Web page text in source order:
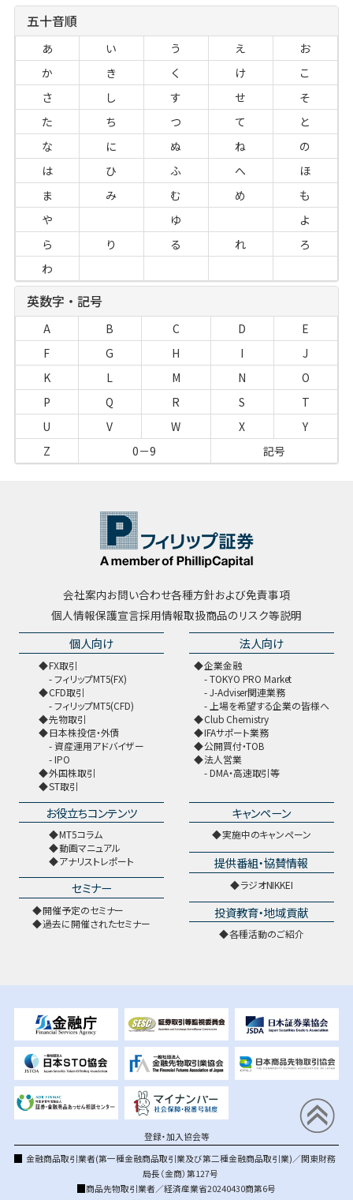
五十音順
あ い う え
お
か
き く け
こ
さ
し す せ
そ
た
ち つ て
と
な
に ぬ ね
の
は
ひ ふ へ
ほ
ま
み む め
も
や
ゆ
よ
ら
り る れ
ろ
わ
英数字・記号
A B C D
E
F
G H I
J
K
L M N
O
P
Q R S
T
U
V W X
Y
Z
0－9 記号
会社案内お問い合わせ各種方針および免責事項
個人情報保護宣言採用情報取扱商品のリスク等説明
個人向け
FX取引
フィリップMT5(FX)
CFD取引
フィリップMT5(CFD)
先物取引
日本株投信・外債
資産運用アドバイザー
IPO
外国株取引
ST取引
法人向け
企業金融
TOKYO PRO Market
J-Adviser関連業務
上場を希望する企業の皆様へ
Club Chemistry
IFAサポート業務
公開買付・TOB
法人営業
DMA・高速取引等
お役立ちコンテンツ
MT5コラム
動画マニュアル
アナリストレポート
セミナー
開催予定のセミナー
過去に開催されたセミナー
キャンペーン
実施中のキャンペーン
提供番組・協賛情報
ラジオNIKKEI
投資教育・地域貢献
各種活動のご紹介
登録・加入協会等
金融商品取引業者(第一種金融商品取引業及び第二種金融商品取引業)／関東財務
局長（金商）第127号
商品先物取引業者／経済産業省20240430商第6号